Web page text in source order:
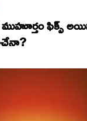
ఫిక్స్